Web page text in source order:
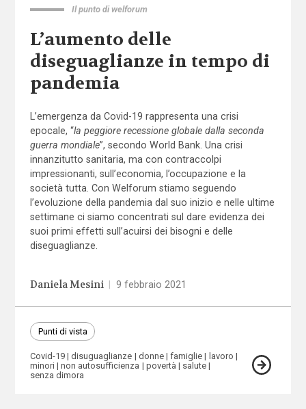
Il punto di welforum
L’aumento delle
diseguaglianze in tempo di
pandemia
L’emergenza da Covid-19 rappresenta una crisi
epocale, “la peggiore recessione globale dalla seconda
guerra mondiale”, secondo World Bank. Una crisi
innanzitutto sanitaria, ma con contraccolpi
impressionanti, sull’economia, l’occupazione e la
società tutta. Con Welforum stiamo seguendo
l’evoluzione della pandemia dal suo inizio e nelle ultime
settimane ci siamo concentrati sul dare evidenza dei
suoi primi effetti sull’acuirsi dei bisogni e delle
diseguaglianze.
Daniela Mesini 9 febbraio 2021
Punti di vista
Covid-19 disuguaglianze donne famiglie
lavoro
minori
non autosufficienza povertà
salute
senza dimora